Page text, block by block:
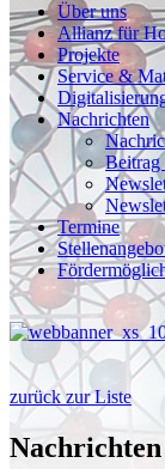
Über uns
Allianz für
Projekte
Service &
Nachrichten
Beitrag
Termine
zurück zur Liste
Nachrichten